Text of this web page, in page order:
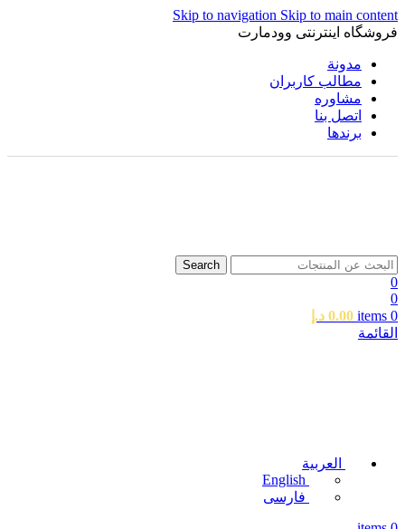
Skip to navigation Skip to main content
فروشگاه اینترنتی وودمارت
مدونة
مطالب کاربران
مشاوره
اتصل بنا
برندها
Search
0
0
0
items
0.00 د.إ
القائمة
العربية
English
فارسی